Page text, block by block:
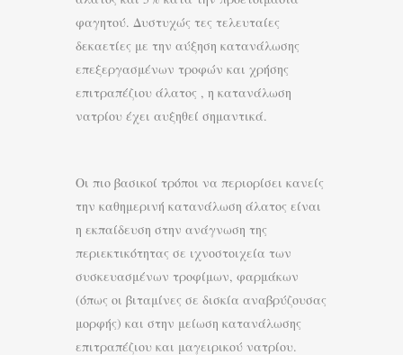
φαγητού. Δυστυχώς τες τελευταίες
δεκαετίες με την αύξηση κατανάλωσης
επεξεργασμένων τροφών και χρήσης
επιτραπέζιου άλατος , η κατανάλωση
νατρίου έχει αυξηθεί σημαντικά.
Οι πιο βασικοί τρόποι να περιορίσει κανείς
την καθημερινή κατανάλωση άλατος είναι
η εκπαίδευση στην ανάγνωση της
περιεκτικότητας σε ιχνοστοιχεία των
συσκευασμένων τροφίμων, φαρμάκων
(όπως οι βιταμίνες σε δισκία αναβρύζουσας
μορφής) και στην μείωση κατανάλωσης
επιτραπέζιου και μαγειρικού νατρίου.